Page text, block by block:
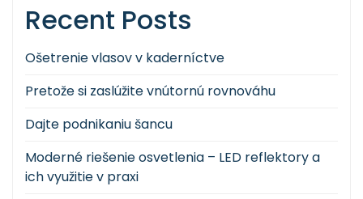
Recent Posts
Ošetrenie vlasov v kaderníctve
Pretože si zaslúžite vnútornú rovnováhu
Dajte podnikaniu šancu
Moderné riešenie osvetlenia – LED reflektory a
ich využitie v praxi